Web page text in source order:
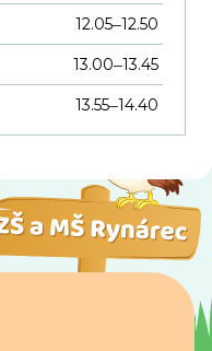
12.05–12.50
13.00–13.45
13.55–14.40